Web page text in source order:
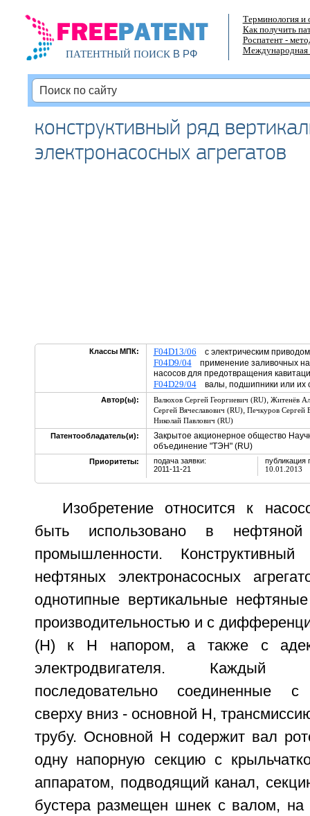
ПАТЕНТНЫЙ ПОИСКВ РФ
Терминология и
Как получить
Роспатент -
Международная
конструктивный ряд
электронасосных агрегатов
Классы МПК: F04D13/06 с электрическим
F04D9/04применение заливочных
насосов для предотвращения
F04D29/04валы, подшипники или их
Автор(ы): Валюхов Сергей Георгиевич (RU), Житенёв
Сергей Вячеславович (RU), Печкуров Сергей
Николай Павлович (RU)
Патентообладатель(и):
Закрытое акционерное общество
объединение "ТЭН" (RU)
Приоритеты:
подача заявки:
2011-11-21
публикация
10.01.2013
Изобретение относится к
быть использовано в
промышленности.
нефтяных электронасосных
однотипные вертикальные
производительностью и с
(Н) к Н напором, а также с
электродвигателя.
последовательно соединенные с
сверху вниз - основной Н,
трубу. Основной Н содержит вал
одну напорную секцию с
аппаратом, подводящий канал,
бустера размещен шнек с валом, на